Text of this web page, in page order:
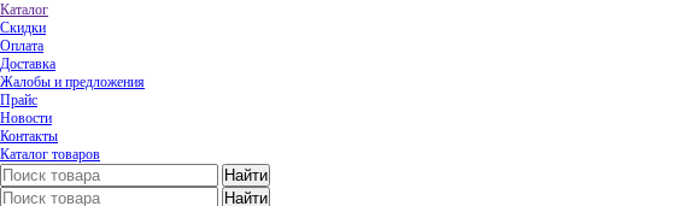
Каталог
Скидки
Оплата
Доставка
Жалобы и предложения
Прайс
Новости
Контакты
Каталог товаров